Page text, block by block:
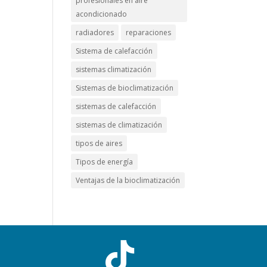
acondicionado
radiadores
reparaciones
Sistema de calefacción
sistemas climatización
Sistemas de bioclimatización
sistemas de calefacción
sistemas de climatización
tipos de aires
Tipos de energía
Ventajas de la bioclimatización
